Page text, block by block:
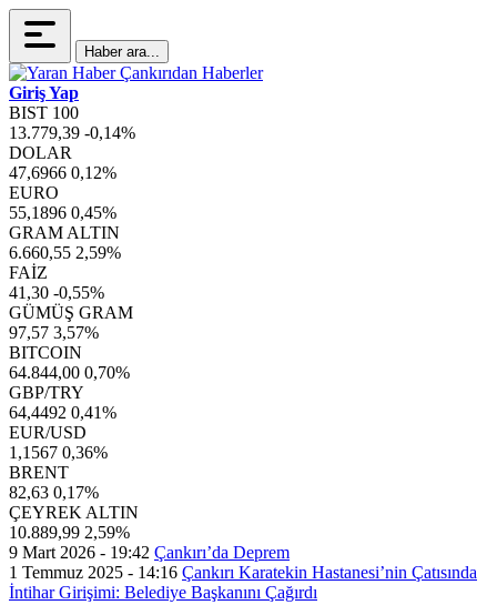
Haber ara...
Giriş Yap
BIST 100
13.779,39 -0,14%
DOLAR
47,6966 0,12%
EURO
55,1896 0,45%
GRAM ALTIN
6.660,55 2,59%
FAİZ
41,30 -0,55%
GÜMÜŞ GRAM
97,57 3,57%
BITCOIN
64.844,00 0,70%
GBP/TRY
64,4492 0,41%
EUR/USD
1,1567 0,36%
BRENT
82,63 0,17%
ÇEYREK ALTIN
10.889,99 2,59%
9 Mart 2026 - 19:42 Çankırı’da Deprem
1 Temmuz 2025 - 14:16 Çankırı Karatekin Hastanesi’nin Çatısında
İntihar Girişimi: Belediye Başkanını Çağırdı